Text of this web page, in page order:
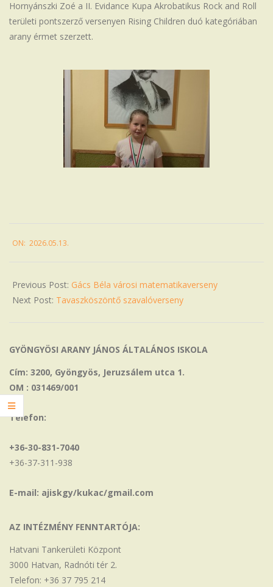
Iskola
Hornyánszki Zoé a II. Evidance Kupa Akrobatikus Rock and Roll
területi pontszerző versenyen Rising Children duó kategóriában
arany érmet szerzett.
05-
ON: 2026.05.13.
Previous Post: Gács Béla városi matematikaverseny
Next Post: Tavaszköszöntő szavalóverseny
GYÖNGYÖSI ARANY JÁNOS ÁLTALÁNOS ISKOLA
Cím: 3200, Gyöngyös, Jeruzsálem utca 1.
OM : 031469/001
Telefon:
+36-30-831-7040
+36-37-311-938
E-mail: ajiskgy/kukac/gmail.com
AZ INTÉZMÉNY FENNTARTÓJA:
Hatvani Tankerületi Központ
3000 Hatvan, Radnóti tér 2.
Telefon: +36 37 795 214